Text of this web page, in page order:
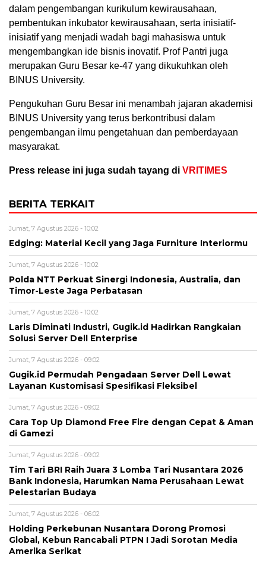
dalam pengembangan kurikulum kewirausahaan,
pembentukan inkubator kewirausahaan, serta inisiatif-
inisiatif yang menjadi wadah bagi mahasiswa untuk
mengembangkan ide bisnis inovatif. Prof Pantri juga
merupakan Guru Besar ke-47 yang dikukuhkan oleh
BINUS University.
Pengukuhan Guru Besar ini menambah jajaran akademisi
BINUS University yang terus berkontribusi dalam
pengembangan ilmu pengetahuan dan pemberdayaan
masyarakat.
Press release ini juga sudah tayang di VRITIMES
BERITA TERKAIT
Jumat, 7 Agustus 2026 - 10:02
Edging: Material Kecil yang Jaga Furniture Interiormu
Jumat, 7 Agustus 2026 - 10:02
Polda NTT Perkuat Sinergi Indonesia, Australia, dan
Timor-Leste Jaga Perbatasan
Jumat, 7 Agustus 2026 - 10:02
Laris Diminati Industri, Gugik.id Hadirkan Rangkaian
Solusi Server Dell Enterprise
Jumat, 7 Agustus 2026 - 09:02
Gugik.id Permudah Pengadaan Server Dell Lewat
Layanan Kustomisasi Spesifikasi Fleksibel
Jumat, 7 Agustus 2026 - 09:02
Cara Top Up Diamond Free Fire dengan Cepat & Aman
di Gamezi
Jumat, 7 Agustus 2026 - 09:02
Tim Tari BRI Raih Juara 3 Lomba Tari Nusantara 2026
Bank Indonesia, Harumkan Nama Perusahaan Lewat
Pelestarian Budaya
Jumat, 7 Agustus 2026 - 06:02
Holding Perkebunan Nusantara Dorong Promosi
Global, Kebun Rancabali PTPN I Jadi Sorotan Media
Amerika Serikat